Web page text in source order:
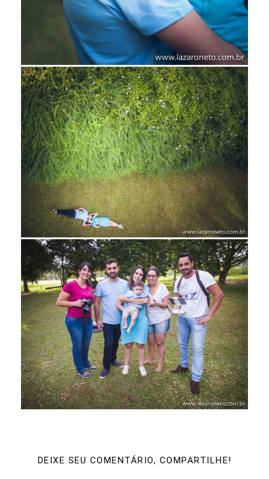
DEIXE SEU COMENTÁRIO, COMPARTILHE!